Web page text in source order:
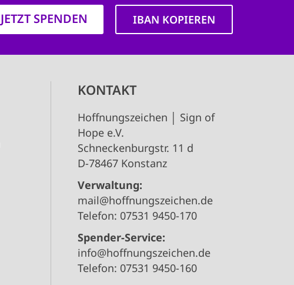
JETZT SPENDEN IBAN KOPIEREN
KONTAKT
Hoffnungszeichen │ Sign of
Hope e.V.
Schneckenburgstr. 11 d
D-78467 Konstanz
Verwaltung:
mail@hoffnungszeichen.de
Telefon: 07531 9450-170
Spender-Service:
info@hoffnungszeichen.de
Telefon: 07531 9450-160